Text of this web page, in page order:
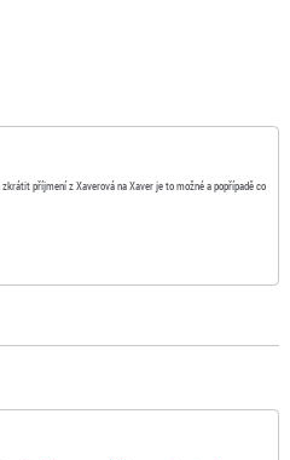
příjmení z Xaverová na Xaver je to možné a popřípadě co